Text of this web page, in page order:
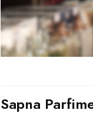
Sapna